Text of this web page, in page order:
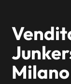
Milano